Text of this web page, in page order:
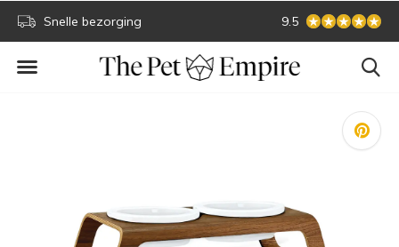
Snelle bezorging Sichere Online-
9.5